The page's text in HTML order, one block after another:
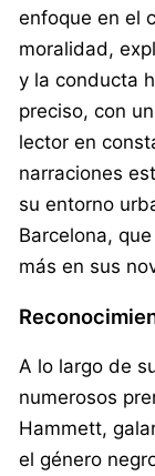
enfoque en el
moralidad,
y la conducta
preciso, con
lector en
narraciones
su entorno
Barcelona,
más en sus
A lo largo de
numerosos
Hammett,
el género